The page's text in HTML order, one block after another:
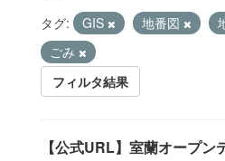
タグ: GIS 地番図
ごみ
フィルタ結果
【公式URL】室蘭オープン